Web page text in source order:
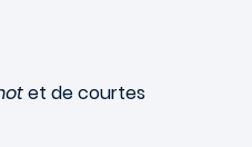
et de courtes